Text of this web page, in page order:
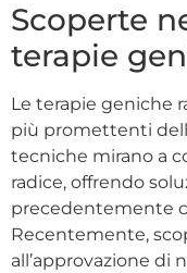
Scoperte
terapie
Le terapie geniche
più promettenti
tecniche mirano a
radice, offrendo
precedentemente
Recentemente,
all’approvazione